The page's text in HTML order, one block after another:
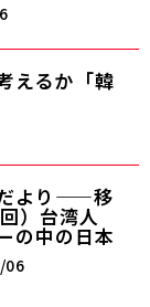
るか――「韓
だより——移
）台湾人
の中の日本
06